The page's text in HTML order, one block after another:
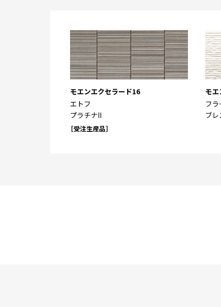
モエンエクセラード16
エトフ
プラチナII
［受注生産品］
モ
フ
ブレ